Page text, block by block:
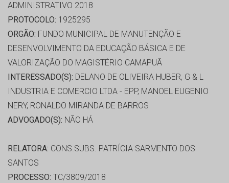
ADMINISTRATIVO 2018
PROTOCOLO: 1925295
ORGÃO: FUNDO MUNICIPAL DE MANUTENÇÃO E
DESENVOLVIMENTO DA EDUCAÇÃO BÁSICA E DE
VALORIZAÇÃO DO MAGISTÉRIO CAMAPUÃ
INTERESSADO(S): DELANO DE OLIVEIRA HUBER, G & L
INDUSTRIA E COMERCIO LTDA - EPP, MANOEL EUGENIO
NERY, RONALDO MIRANDA DE BARROS
ADVOGADO(S): NÃO HÁ
RELATORA: CONS.SUBS. PATRÍCIA SARMENTO DOS
SANTOS
PROCESSO: TC/3809/2018